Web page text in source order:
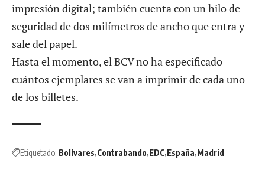
impresión digital; también cuenta con un hilo de
seguridad de dos milímetros de ancho que entra y
sale del papel.
Hasta el momento, el BCV no ha especificado
cuántos ejemplares se van a imprimir de cada uno
de los billetes.
Etiquetado: Bolívares Contrabando EDC España Madrid